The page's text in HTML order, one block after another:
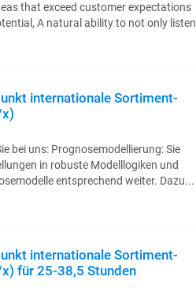
that exceed customer expectations
A natural ability to not only listen
internationale Sortiment-
bei uns: Prognosemodellierung: Sie
in robuste Modelllogiken und
entsprechend weiter. Dazu...
internationale Sortiment-
für 25-38,5 Stunden